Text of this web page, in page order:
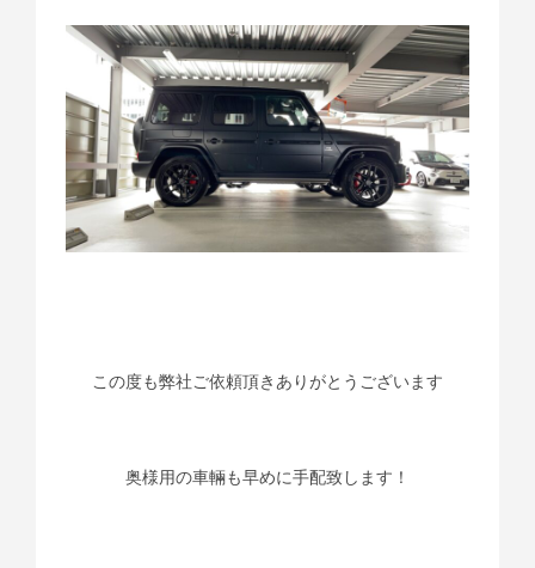
この度も弊社ご依頼頂きありがとうございます
奥様用の車輛も早めに手配致します！